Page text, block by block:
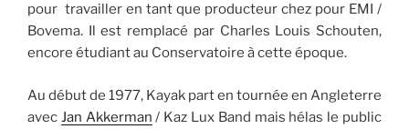
pour travailler en tant que producteur chez pour EMI /
Bovema. Il est remplacé par Charles Louis Schouten,
encore étudiant au Conservatoire à cette époque.
Au début de 1977, Kayak part en tournée en Angleterre
avec Jan Akkerman / Kaz Lux Band mais hélas le public